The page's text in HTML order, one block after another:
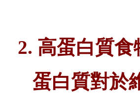
2. 高蛋白質食
蛋白質對於